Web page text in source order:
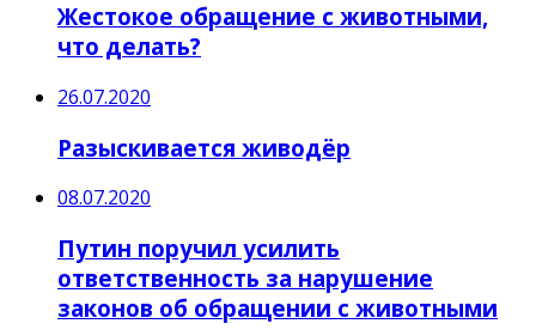
Жестокое обращение с животными,
что делать?
26.07.2020
Разыскивается живодёр
08.07.2020
Путин поручил усилить
ответственность за нарушение
законов об обращении с животными